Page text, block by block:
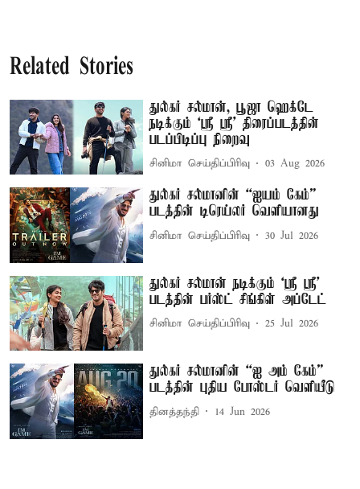
Related Stories
துல்கர் சல்மான், பூஜா ஹெக்டே
நடிக்கும் ‘ஸ்ரீ ஸ்ரீ’ திரைப்படத்தின்
படப்பிடிப்பு நிறைவு
சினிமா செய்திப்பிரிவு 03 Aug 2026
துல்கர் சல்மானின் “ஐயம் கேம்”
படத்தின் டிரெய்லர் வெளியானது
சினிமா செய்திப்பிரிவு 30 Jul 2026
துல்கர் சல்மான் நடிக்கும் `ஸ்ரீ ஸ்ரீ'
படத்தின் பர்ஸ்ட் சிங்கிள் அப்டேட்
சினிமா செய்திப்பிரிவு 25 Jul 2026
துல்கர் சல்மானின் “ஐ அம் கேம்”
படத்தின் புதிய போஸ்டர் வெளியீடு
தினத்தந்தி 14 Jun 2026